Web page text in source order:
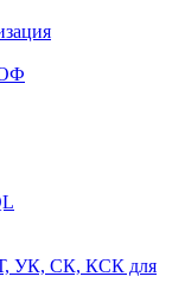
УК, СК, КСК для